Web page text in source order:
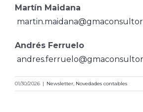
Martín Maidana
Andrés Ferruelo
01/30/2026 | Newsletter Novedades contables